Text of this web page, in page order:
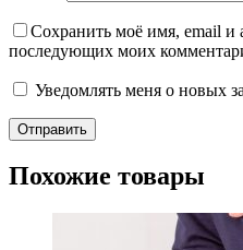
Сохранить моё имя, email и
последующих моих
Уведомлять меня о новых
Похожие товары